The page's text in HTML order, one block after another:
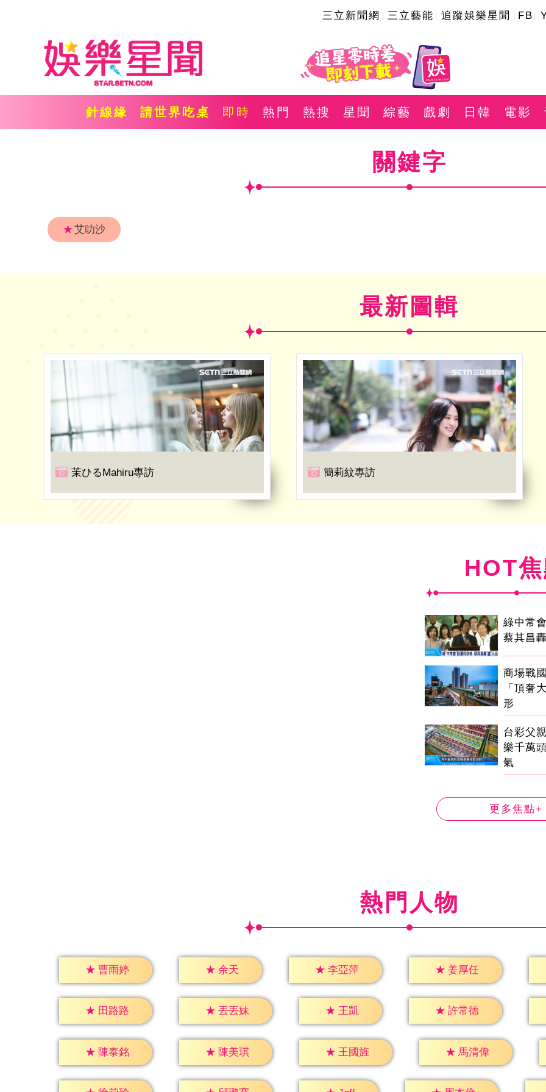
三立新聞網 三立藝能 追蹤娛樂星聞 FB
針線緣 請世界吃桌 即時 熱門 熱搜 星聞 綜藝 戲劇 日韓 電影
關鍵字
★艾叻沙
最新圖輯
茉ひるMahiru專訪 簡莉紋專訪
HOT
綠中常
蔡其昌
商場戰
「頂奢
形
台彩父
樂千萬
氣
更多焦點+
熱門人物
★ 曹雨婷 ★ 余天 ★ 李亞萍 ★ 姜厚任
★ 田路路 ★ 丟丟妹 ★ 王凱 ★ 許常德
★ 陳泰銘 ★ 陳美琪 ★ 王國旌 ★ 馬清偉